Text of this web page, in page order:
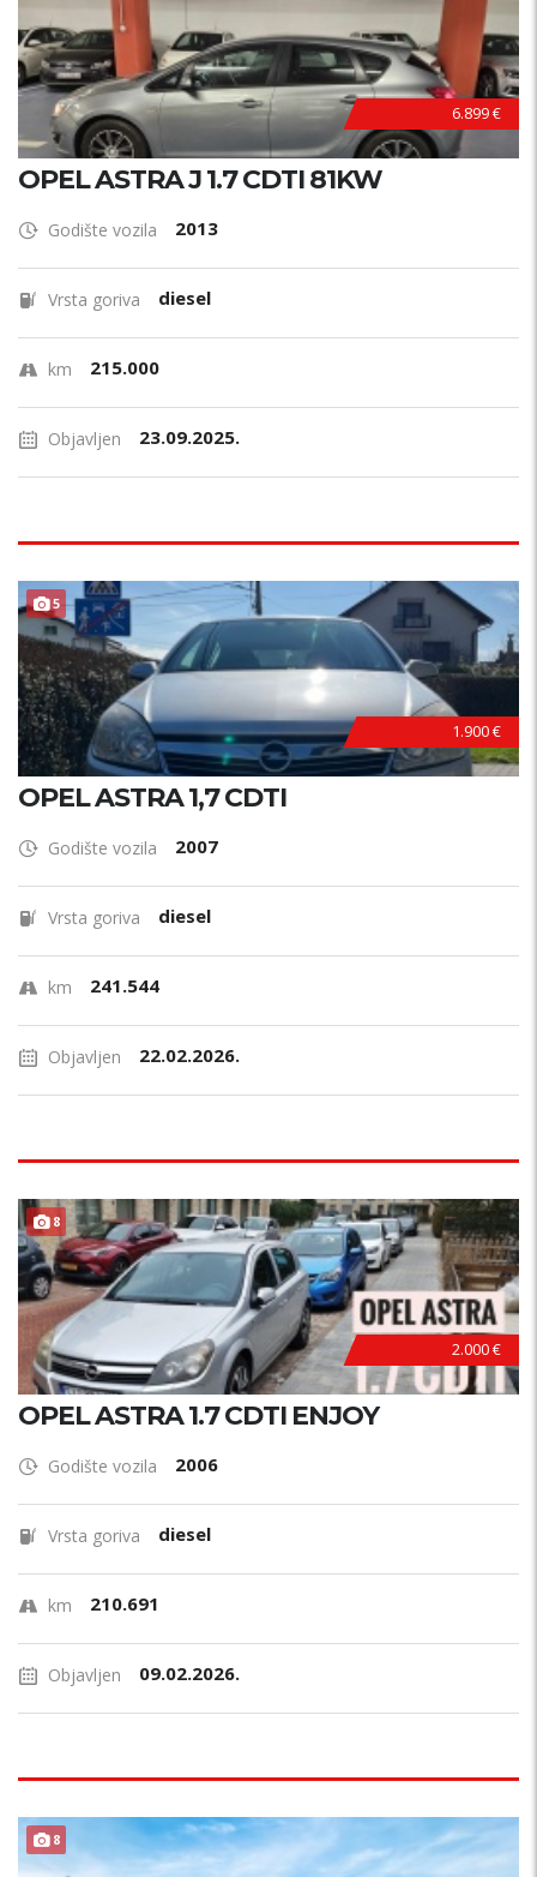
6.899 €
OPEL ASTRA J 1.7 CDTI 81KW
Godište vozila 2013
Vrsta goriva diesel
km 215.000
Objavljen 23.09.2025.
5
1.900 €
OPEL ASTRA 1,7 CDTI
Godište vozila 2007
Vrsta goriva diesel
km 241.544
Objavljen 22.02.2026.
8 ODRŽAVAN !
2.000 €
OPEL ASTRA 1.7 CDTI ENJOY
Godište vozila 2006
Vrsta goriva diesel
km 210.691
Objavljen 09.02.2026.
8